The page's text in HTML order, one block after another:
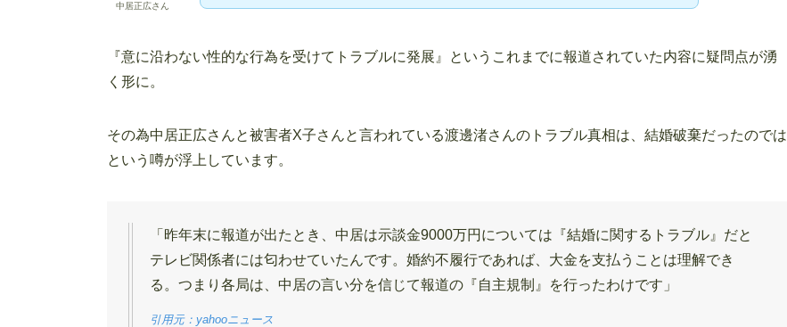
中居正広さん
『意に沿わない性的な行為を受けてトラブルに発展』というこれまでに報道されていた内容に疑問点が湧
く形に。
その為中居正広さんと被害者X子さんと言われている渡邊渚さんのトラブル真相は、結婚破棄だったのでは
という噂が浮上しています。
「昨年末に報道が出たとき、中居は示談金9000万円については『結婚に関するトラブル』だと
テレビ関係者には匂わせていたんです。婚約不履行であれば、大金を支払うことは理解でき
る。つまり各局は、中居の言い分を信じて報道の『自主規制』を行ったわけです」
引用元：yahooニュース